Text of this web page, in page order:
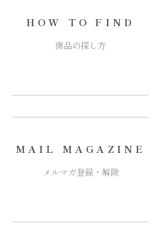
HOW TO FIND
商品の探し方
MAIL MAGAZINE
メルマガ登録・解除